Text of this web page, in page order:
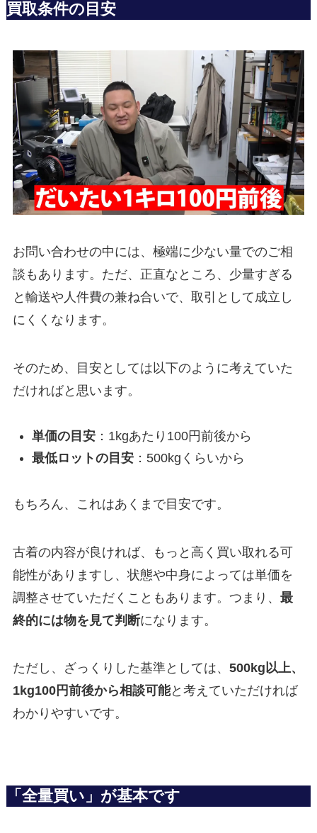
買取条件の目安
お問い合わせの中には、極端に少ない量でのご相
談もあります。ただ、正直なところ、少量すぎる
と輸送や人件費の兼ね合いで、取引として成立し
にくくなります。
そのため、目安としては以下のように考えていた
だければと思います。
単価の目安：1kgあたり100円前後から
最低ロットの目安：500kgくらいから
もちろん、これはあくまで目安です。
古着の内容が良ければ、もっと高く買い取れる可
能性がありますし、状態や中身によっては単価を
調整させていただくこともあります。つまり、 最
終的には物を見て判断になります。
ただし、ざっくりした基準としては、 500kg以上、
1kg100円前後から相談可能と考えていただければ
わかりやすいです。
「全量買い」が基本です